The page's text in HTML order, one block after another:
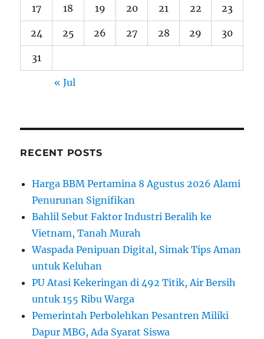
17 18 19 20 21 22 23
24 25 26 27 28 29 30
31
« Jul
RECENT POSTS
Harga BBM Pertamina 8 Agustus 2026 Alami
Penurunan Signifikan
Bahlil Sebut Faktor Industri Beralih ke
Vietnam, Tanah Murah
Waspada Penipuan Digital, Simak Tips Aman
untuk Keluhan
PU Atasi Kekeringan di 492 Titik, Air Bersih
untuk 155 Ribu Warga
Pemerintah Perbolehkan Pesantren Miliki
Dapur MBG, Ada Syarat Siswa